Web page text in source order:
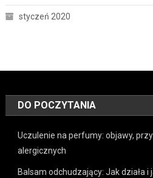
styczeń 2020
DO POCZYTANIA
Uczulenie na perfumy: objawy,
alergicznych
Balsam odchudzający: Jak działa